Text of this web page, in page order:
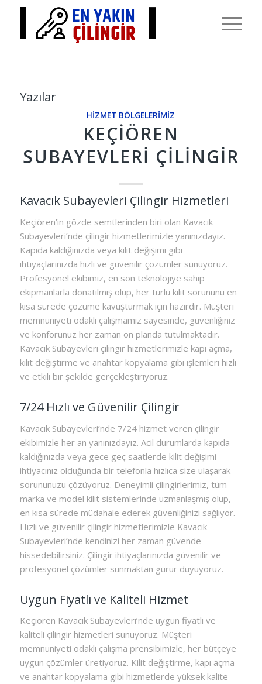
Yazılar
HIZMET BÖLGELERIMIZ
KEÇIÖREN
SUBAYEVLERI ÇILINGIR
Kavacık Subayevleri Çilingir Hizmetleri
Keçiören’in gözde semtlerinden biri olan Kavacık
Subayevleri’nde çilingir hizmetlerimizle yanınızdayız.
Kapıda kaldığınızda veya kilit değişimi gibi
ihtiyaçlarınızda hızlı ve güvenilir çözümler sunuyoruz.
Profesyonel ekibimiz, en son teknolojiye sahip
ekipmanlarla donatılmış olup, her türlü kilit sorununu en
kısa sürede çözüme kavuşturmak için hazırdır. Müşteri
memnuniyeti odaklı çalışmamız sayesinde, güvenliğiniz
ve konforunuz her zaman ön planda tutulmaktadır.
Kavacık Subayevleri çilingir hizmetlerimizle kapı açma,
kilit değiştirme ve anahtar kopyalama gibi işlemleri hızlı
ve etkili bir şekilde gerçekleştiriyoruz.
7/24 Hızlı ve Güvenilir Çilingir
Kavacık Subayevleri’nde 7/24 hizmet veren çilingir
ekibimizle her an yanınızdayız. Acil durumlarda kapıda
kaldığınızda veya gece geç saatlerde kilit değişimi
ihtiyacınız olduğunda bir telefonla hızlıca size ulaşarak
sorununuzu çözüyoruz. Deneyimli çilingirlerimiz, tüm
marka ve model kilit sistemlerinde uzmanlaşmış olup,
en kısa sürede müdahale ederek güvenliğinizi sağlıyor.
Hızlı ve güvenilir çilingir hizmetlerimizle Kavacık
Subayevleri’nde kendinizi her zaman güvende
hissedebilirsiniz. Çilingir ihtiyaçlarınızda güvenilir ve
profesyonel çözümler sunmaktan gurur duyuyoruz.
Uygun Fiyatlı ve Kaliteli Hizmet
Keçiören Kavacık Subayevleri’nde uygun fiyatlı ve
kaliteli çilingir hizmetleri sunuyoruz. Müşteri
memnuniyeti odaklı çalışma prensibimizle, her bütçeye
uygun çözümler üretiyoruz. Kilit değiştirme, kapı açma
ve anahtar kopyalama gibi hizmetlerde yüksek kalite